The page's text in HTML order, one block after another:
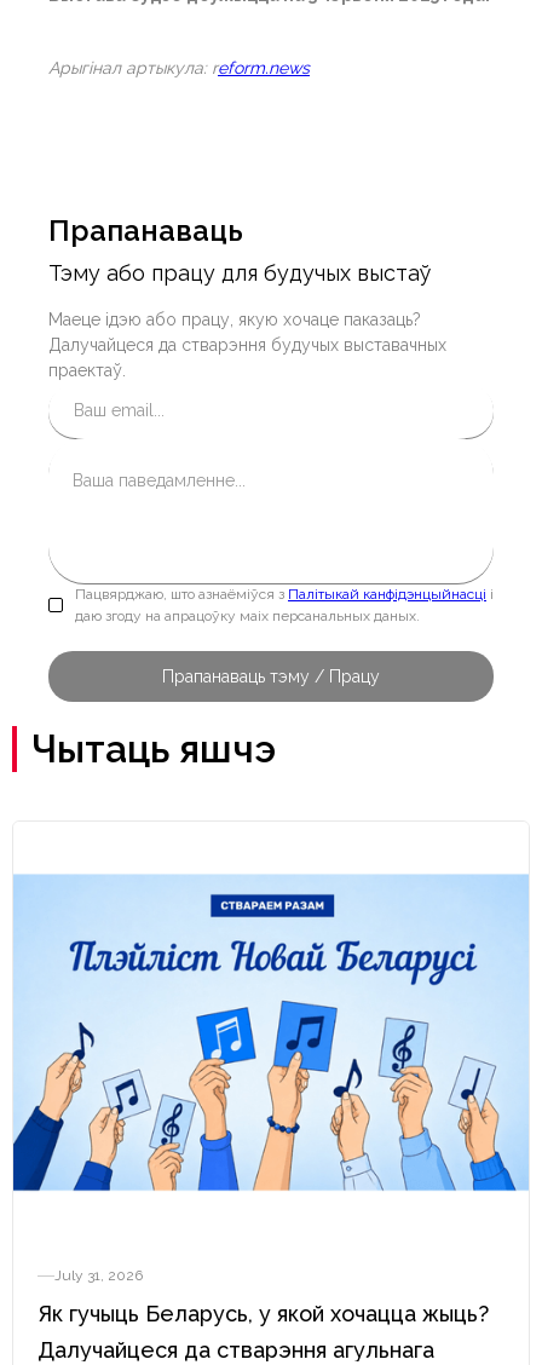
Арыгiнал артыкула: reform.news
Прапанаваць
Тэму або працу для будучых выстаў
Маеце ідэю або працу, якую хочаце паказаць?
Далучайцеся да стварэння будучых выставачных
праектаў.
Пацвярджаю, што азнаёміўся з Палітыкай канфідэнцыйнасці і
даю згоду на апрацоўку маіх персанальных даных.
Чытаць яшчэ
July 31, 2026
Як гучыць Беларусь, у якой хочацца жыць?
Далучайцеся да стварэння агульнага